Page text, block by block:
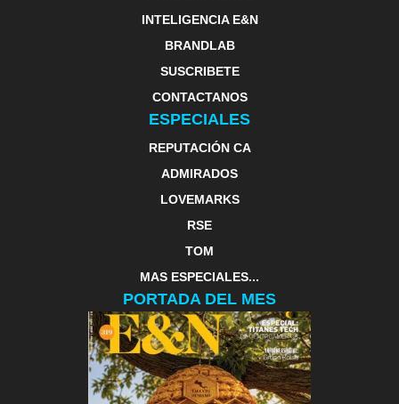
INTELIGENCIA E&N
BRANDLAB
SUSCRIBETE
CONTACTANOS
ESPECIALES
REPUTACIÓN CA
ADMIRADOS
LOVEMARKS
RSE
TOM
MAS ESPECIALES...
PORTADA DEL MES